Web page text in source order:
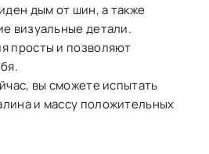
дым от шин, а также
визуальные детали.
просты и позволяют
вы сможете испытать
и массу положительных